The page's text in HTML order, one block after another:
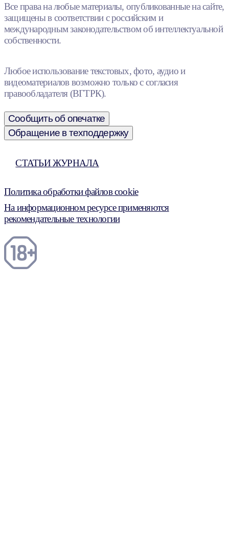
Все права на любые материалы, опубликованные на сайте,
защищены в соответствии с российским и
международным законодательством об интеллектуальной
собственности.
Любое использование текстовых, фото, аудио и
видеоматериалов возможно только с согласия
правообладателя (ВГТРК).
Сообщить об опечатке
Обращение в техподдержку
СТАТЬИ ЖУРНАЛА
Политика обработки файлов cookie
На информационном ресурсе применяются
рекомендательные технологии